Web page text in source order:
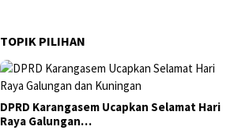
TOPIK PILIHAN
DPRD Karangasem Ucapkan Selamat Hari
Raya Galungan…